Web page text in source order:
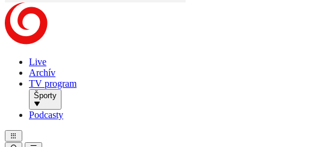
Live
Archív
TV program
Športy
Podcasty